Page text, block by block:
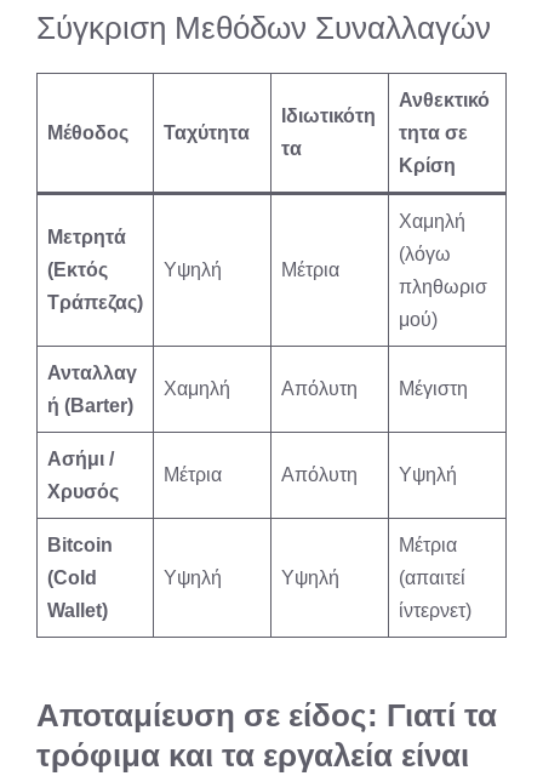
Σύγκριση Μεθόδων Συναλλαγών
Μέθοδος Ταχύτητα
Ιδιωτικότη
τα
Ανθεκτικό
τητα σε
Κρίση
Μετρητά
(Εκτός
Τράπεζας)
Υψηλή Μέτρια
Χαμηλή
(λόγω
πληθωρισ
μού)
Ανταλλαγ
ή (Barter)
Χαμηλή Απόλυτη Μέγιστη
Ασήμι /
Χρυσός
Μέτρια Απόλυτη Υψηλή
Bitcoin
(Cold
Wallet)
Υψηλή Υψηλή
Μέτρια
(απαιτεί
ίντερνετ)
Αποταμίευση σε είδος: Γιατί τα
τρόφιμα και τα εργαλεία είναι